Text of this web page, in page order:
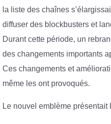
la liste des chaînes
diffuser des blockbusters et
Durant cette période, un
des changements importants
Ces changements et
même les ont provoqués.
Le nouvel emblème